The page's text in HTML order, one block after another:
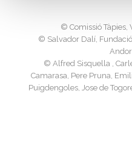
©️ Comissió Tàpies,
©️ Salvador Dalí,
©️ Alfred Sisquella ,
Camarasa, Pere Pruna,
Puigdengoles, Jose de